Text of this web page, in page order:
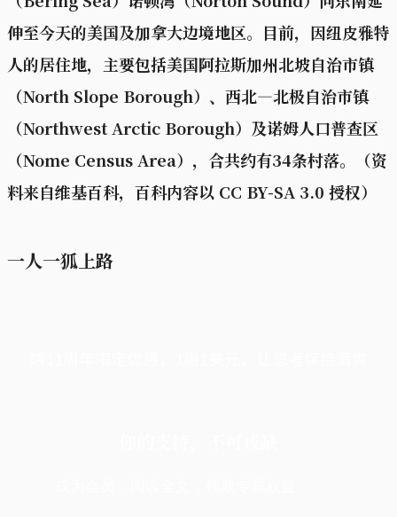
伸至今天的美国及加拿大边境地区。目前，因纽皮雅特
人的居住地，主要包括美国阿拉斯加州北坡自治市镇
（North Slope Borough）、西北—北极自治市镇
（Northwest Arctic Borough）及诺姆人口普查区
（Nome Census Area），合共约有34条村落。（资
料来自维基百科，百科内容以 CC BY-SA 3.0 授权）
一人一狐上路